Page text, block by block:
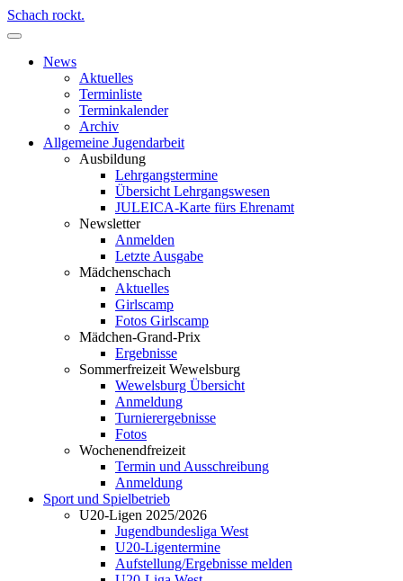
Schach rockt.
News
Aktuelles
Terminliste
Terminkalender
Archiv
Allgemeine Jugendarbeit
Ausbildung
Lehrgangstermine
Übersicht Lehrgangswesen
JULEICA-Karte fürs Ehrenamt
Newsletter
Anmelden
Letzte Ausgabe
Mädchenschach
Aktuelles
Girlscamp
Fotos Girlscamp
Mädchen-Grand-Prix
Ergebnisse
Sommerfreizeit Wewelsburg
Wewelsburg Übersicht
Anmeldung
Turnierergebnisse
Fotos
Wochenendfreizeit
Termin und Ausschreibung
Anmeldung
Sport und Spielbetrieb
U20-Ligen 2025/2026
Jugendbundesliga West
U20-Ligentermine
Aufstellung/Ergebnisse melden